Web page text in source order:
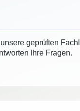
geprüften
Ihre Fragen.